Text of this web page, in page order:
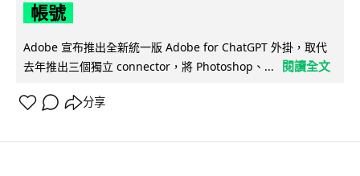
帳號
Adobe 宣布推出全新統一版 Adobe for ChatGPT 外掛，取代
去年推出三個獨立 connector，將 Photoshop、...
閱讀全文
分享